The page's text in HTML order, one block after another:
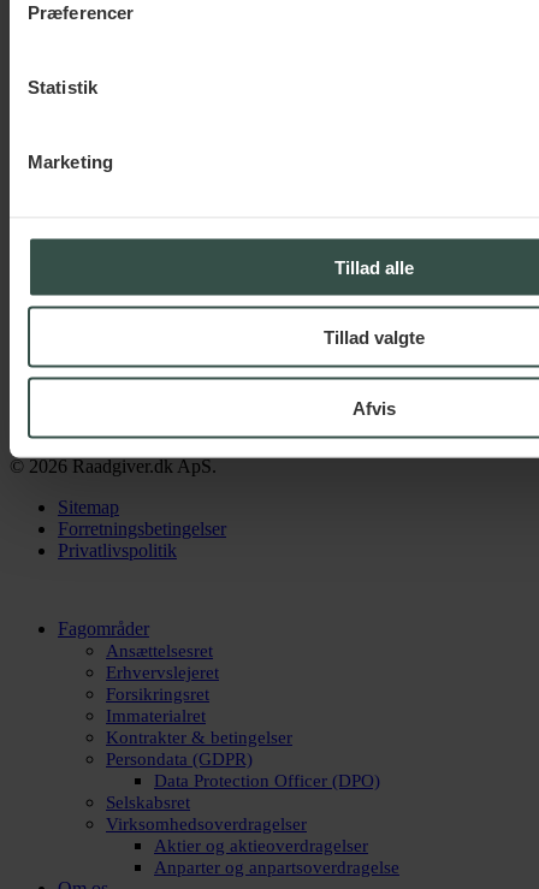
Præferencer
Statistik
Marketing
Tillad alle
Tillad valgte
Afvis
Immaterialret
Persondata (GDPR)
Medlem af
© 2026 Raadgiver.dk ApS.
Sitemap
Forretningsbetingelser
Privatlivspolitik
Close
Fagområder
Ansættelsesret
Erhvervslejeret
Forsikringsret
Immaterialret
Kontrakter & betingelser
Persondata (GDPR)
Data Protection Officer (DPO)
Selskabsret
Virksomhedsoverdragelser
Aktier og aktieoverdragelser
Anparter og anpartsoverdragelse